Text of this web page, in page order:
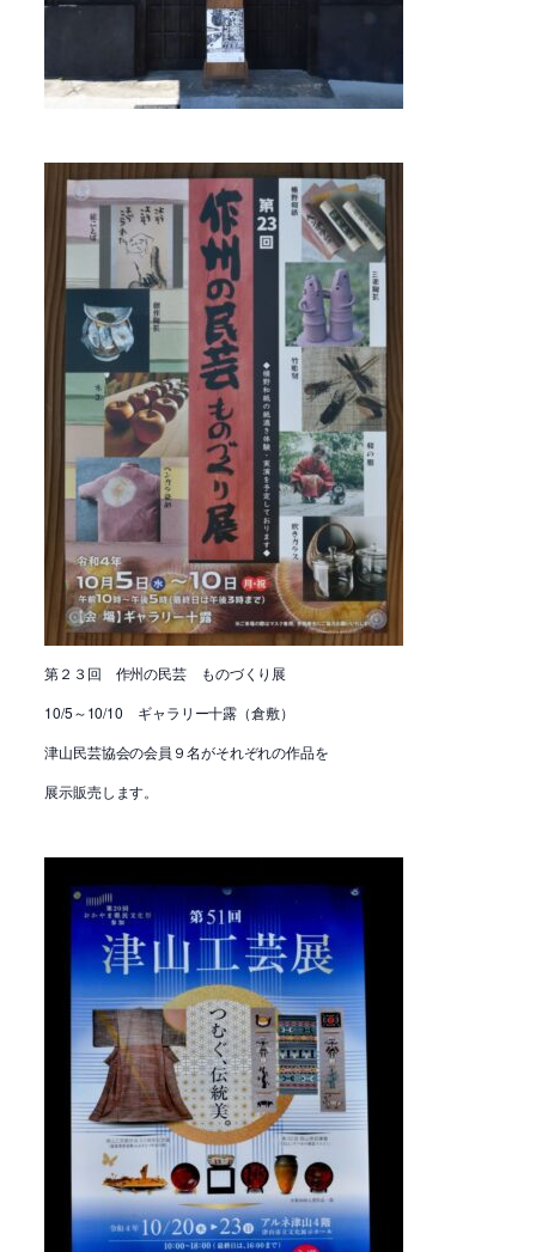
第２３回 作州の民芸 ものづくり展
10/5～10/10 ギャラリー十露（倉敷）
津山民芸協会の会員９名がそれぞれの作品を
展示販売します。